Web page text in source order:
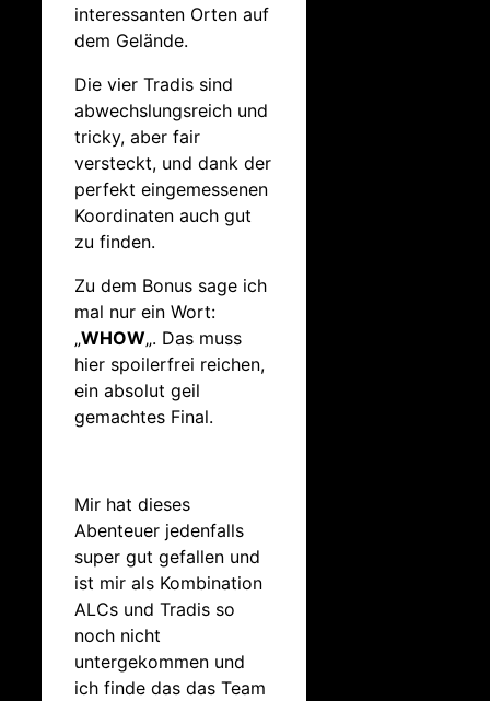
interessanten Orten auf
dem Gelände.
Die vier Tradis sind
abwechslungsreich und
tricky, aber fair
versteckt, und dank der
perfekt eingemessenen
Koordinaten auch gut
zu finden.
Zu dem Bonus sage ich
mal nur ein Wort:
„WHOW„. Das muss
hier spoilerfrei reichen,
ein absolut geil
gemachtes Final.
Mir hat dieses
Abenteuer jedenfalls
super gut gefallen und
ist mir als Kombination
ALCs und Tradis so
noch nicht
untergekommen und
ich finde das das Team